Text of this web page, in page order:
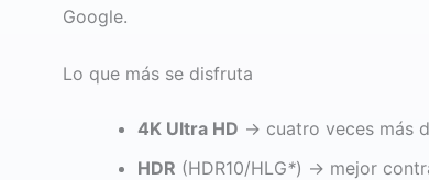
Google.
Lo que más se disfruta
4K Ultra HD → cuatro veces más
HDR (HDR10/HLG*) → mejor